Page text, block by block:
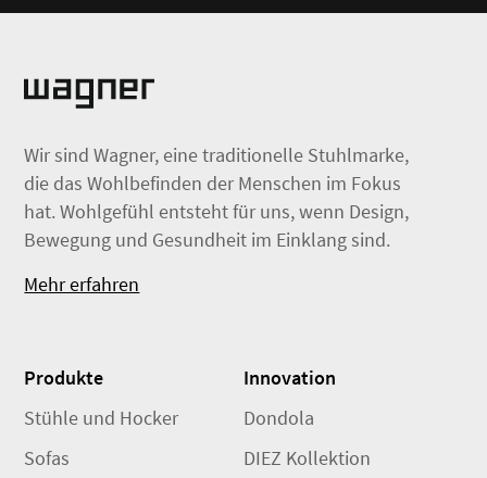
Wir sind Wagner, eine traditionelle Stuhlmarke,
die das Wohlbefinden der Menschen im Fokus
hat. Wohlgefühl entsteht für uns, wenn Design,
Bewegung und Gesundheit im Einklang sind.
Mehr erfahren
Produkte
Stühle und Hocker
Sofas
Innovation
Dondola
DIEZ Kollektion